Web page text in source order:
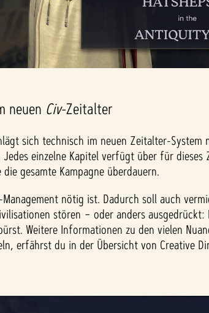
neuen Civ-Zeitalter
sich technisch im neuen Zeitalter-System
einzelne Kapitel verfügt über für dieses
gesamte Kampagne überdauern.
nötig ist. Dadurch soll auch
stören – oder anders
Weitere Informationen zu den vielen
erfährst du in der Übersicht von Creative